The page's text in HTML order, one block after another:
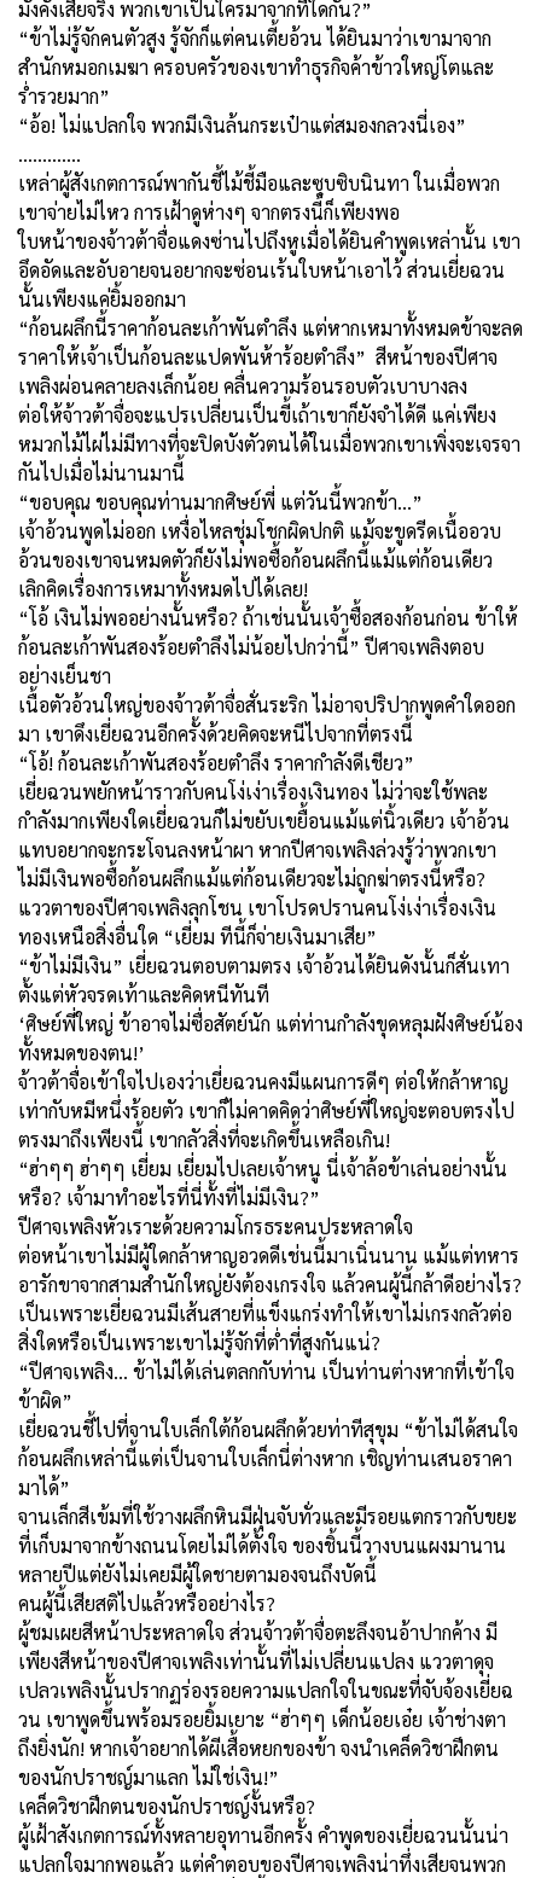
มั่งคั่งเสียจริง พวกเขาเป็นใครมาจากที่ใดกัน?”
“ข้าไม่รู้จักคนตัวสูง รู้จักก็แต่คนเตี้ยอ้วน ได้ยินมาว่าเขามาจาก
สำนักหมอกเมฆา ครอบครัวของเขาทำธุรกิจค้าข้าวใหญ่โตและ
ร่ำรวยมาก”
“อ้อ! ไม่แปลกใจ พวกมีเงินล้นกระเป๋าแต่สมองกลวงนี่เอง”
………….
เหล่าผู้สังเกตการณ์พากันชี้ไม้ชี้มือและซุบซิบนินทา ในเมื่อพวก
เขาจ่ายไม่ไหว การเฝ้าดูห่างๆ จากตรงนี้ก็เพียงพอ
ใบหน้าของจ้าวต้าจื่อแดงซ่านไปถึงหูเมื่อได้ยินคำพูดเหล่านั้น เขา
อึดอัดและอับอายจนอยากจะซ่อนเร้นใบหน้าเอาไว้ ส่วนเยี่ยฉวน
นั้นเพียงแค่ยิ้มออกมา
“ก้อนผลึกนี้ราคาก้อนละเก้าพันตำลึง แต่หากเหมาทั้งหมดข้าจะลด
ราคาให้เจ้าเป็นก้อนละแปดพันห้าร้อยตำลึง” สีหน้าของปีศาจ
เพลิงผ่อนคลายลงเล็กน้อย คลื่นความร้อนรอบตัวเบาบางลง
ต่อให้จ้าวต้าจื่อจะแปรเปลี่ยนเป็นขี้เถ้าเขาก็ยังจำได้ดี แค่เพียง
หมวกไม้ไผ่ไม่มีทางที่จะปิดบังตัวตนได้ในเมื่อพวกเขาเพิ่งจะเจรจา
กันไปเมื่อไม่นานมานี้
“ขอบคุณ ขอบคุณท่านมากศิษย์พี่ แต่วันนี้พวกข้า…”
เจ้าอ้วนพูดไม่ออก เหงื่อไหลชุ่มโชกผิดปกติ แม้จะขูดรีดเนื้ออวบ
อ้วนของเขาจนหมดตัวก็ยังไม่พอซื้อก้อนผลึกนี้แม้แต่ก้อนเดียว
เลิกคิดเรื่องการเหมาทั้งหมดไปได้เลย!
“โอ้ เงินไม่พออย่างนั้นหรือ? ถ้าเช่นนั้นเจ้าซื้อสองก้อนก่อน ข้าให้
ก้อนละเก้าพันสองร้อยตำลึงไม่น้อยไปกว่านี้” ปีศาจเพลิงตอบ
อย่างเย็นชา
เนื้อตัวอ้วนใหญ่ของจ้าวต้าจื่อสั่นระริก ไม่อาจปริปากพูดคำใดออก
มา เขาดึงเยี่ยฉวนอีกครั้งด้วยคิดจะหนีไปจากที่ตรงนี้
“โอ้! ก้อนละเก้าพันสองร้อยตำลึง ราคากำลังดีเชียว”
เยี่ยฉวนพยักหน้าราวกับคนโง่เง่าเรื่องเงินทอง ไม่ว่าจะใช้พละ
กำลังมากเพียงใดเยี่ยฉวนก็ไม่ขยับเขยื้อนแม้แต่นิ้วเดียว เจ้าอ้วน
แทบอยากจะกระโจนลงหน้าผา หากปีศาจเพลิงล่วงรู้ว่าพวกเขา
ไม่มีเงินพอซื้อก้อนผลึกแม้แต่ก้อนเดียวจะไม่ถูกฆ่าตรงนี้หรือ?
แววตาของปีศาจเพลิงลุกโชน เขาโปรดปรานคนโง่เง่าเรื่องเงิน
ทองเหนือสิ่งอื่นใด “เยี่ยม ทีนี้ก็จ่ายเงินมาเสีย”
“ข้าไม่มีเงิน” เยี่ยฉวนตอบตามตรง เจ้าอ้วนได้ยินดังนั้นก็สั่นเทา
ตั้งแต่หัวจรดเท้าและคิดหนีทันที
‘ศิษย์พี่ใหญ่ ข้าอาจไม่ซื่อสัตย์นัก แต่ท่านกำลังขุดหลุมฝังศิษย์น้อง
ทั้งหมดของตน!’
จ้าวต้าจื่อเข้าใจไปเองว่าเยี่ยฉวนคงมีแผนการดีๆ ต่อให้กล้าหาญ
เท่ากับหมีหนึ่งร้อยตัว เขาก็ไม่คาดคิดว่าศิษย์พี่ใหญ่จะตอบตรงไป
ตรงมาถึงเพียงนี้ เขากลัวสิ่งที่จะเกิดขึ้นเหลือเกิน!
“ฮ่าๆๆ ฮ่าๆๆ เยี่ยม เยี่ยมไปเลยเจ้าหนู นี่เจ้าล้อข้าเล่นอย่างนั้น
หรือ? เจ้ามาทำอะไรที่นี่ทั้งที่ไม่มีเงิน?”
ปีศาจเพลิงหัวเราะด้วยความโกรธระคนประหลาดใจ
ต่อหน้าเขาไม่มีผู้ใดกล้าหาญอวดดีเช่นนี้มาเนิ่นนาน แม้แต่ทหาร
อารักขาจากสามสำนักใหญ่ยังต้องเกรงใจ แล้วคนผู้นี้กล้าดีอย่างไร?
เป็นเพราะเยี่ยฉวนมีเส้นสายที่แข็งแกร่งทำให้เขาไม่เกรงกลัวต่อ
สิ่งใดหรือเป็นเพราะเขาไม่รู้จักที่ต่ำที่สูงกันแน่?
“ปีศาจเพลิง… ข้าไม่ได้เล่นตลกกับท่าน เป็นท่านต่างหากที่เข้าใจ
ข้าผิด”
เยี่ยฉวนชี้ไปที่จานใบเล็กใต้ก้อนผลึกด้วยท่าทีสุขุม “ข้าไม่ได้สนใจ
ก้อนผลึกเหล่านี้แต่เป็นจานใบเล็กนี่ต่างหาก เชิญท่านเสนอราคา
มาได้”
จานเล็กสีเข้มที่ใช้วางผลึกหินมีฝุ่นจับทั่วและมีรอยแตกราวกับขยะ
ที่เก็บมาจากข้างถนนโดยไม่ได้ตั้งใจ ของชิ้นนี้วางบนแผงมานาน
หลายปีแต่ยังไม่เคยมีผู้ใดชายตามองจนถึงบัดนี้
คนผู้นี้เสียสติไปแล้วหรืออย่างไร?
ผู้ชมเผยสีหน้าประหลาดใจ ส่วนจ้าวต้าจื่อตะลึงจนอ้าปากค้าง มี
เพียงสีหน้าของปีศาจเพลิงเท่านั้นที่ไม่เปลี่ยนแปลง แววตาดุจ
เปลวเพลิงนั้นปรากฏร่องรอยความแปลกใจในขณะที่จับจ้องเยี่ยฉ
วน เขาพูดขึ้นพร้อมรอยยิ้มเยาะ “ฮ่าๆๆ เด็กน้อยเอ๋ย เจ้าช่างตา
ถึงยิ่งนัก! หากเจ้าอยากได้ผีเสื้อหยกของข้า จงนำเคล็ดวิชาฝึกตน
ของนักปราชญ์มาแลก ไม่ใช่เงิน!”
เคล็ดวิชาฝึกตนของนักปราชญ์งั้นหรือ?
ผู้เฝ้าสังเกตการณ์ทั้งหลายอุทานอีกครั้ง คำพูดของเยี่ยฉวนนั้นน่า
แปลกใจมากพอแล้ว แต่คำตอบของปีศาจเพลิงน่าทึ่งเสียจนพวก